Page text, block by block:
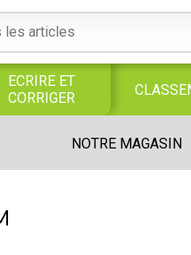
ECRIRE ET
CORRIGER
NOTRE MAGASIN